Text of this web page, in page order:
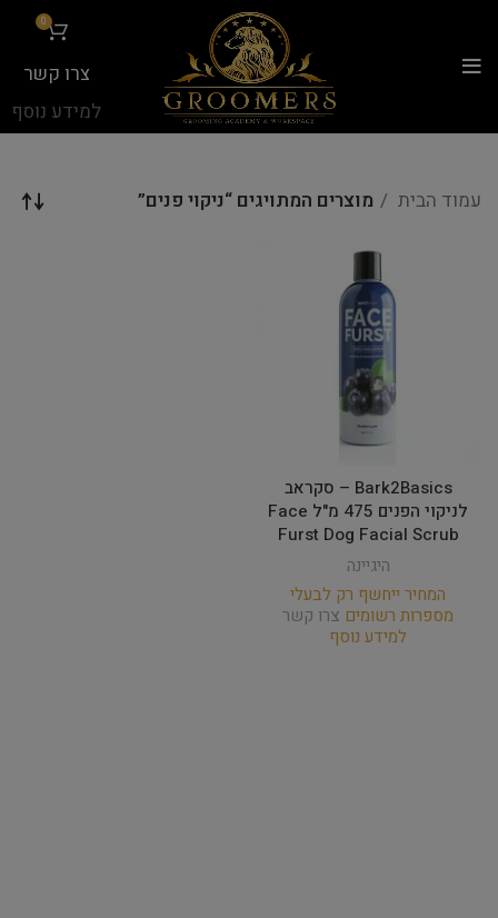
0
צרו קשר
למידע נוסף
עמוד הבית מוצרים המתויגים “ניקוי פנים”
Bark2Basics – סקראב
לניקוי הפנים 475 מ"ל Face
Furst Dog Facial Scrub
היגיינה
המחיר ייחשף רק לבעלי
מספרות רשומים צרו קשר
למידע נוסף